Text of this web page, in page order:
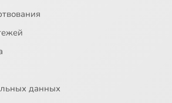
данных